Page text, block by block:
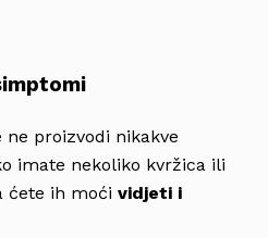
ne proizvodi nikakve
imate nekoliko kvržica ili
ćete ih moći vidjeti i